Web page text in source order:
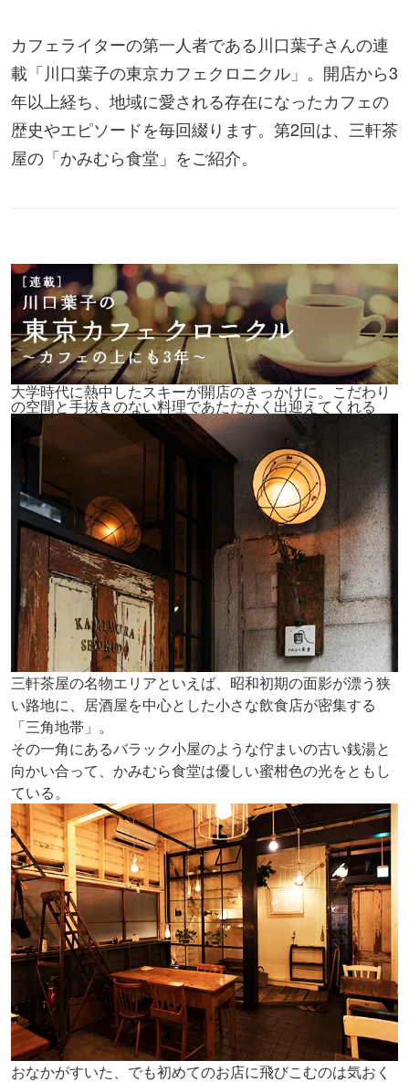
カフェライターの第一人者である川口葉子さんの連
載「川口葉子の東京カフェクロニクル」。開店から3
年以上経ち、地域に愛される存在になったカフェの
歴史やエピソードを毎回綴ります。第2回は、三軒茶
屋の「かみむら食堂」をご紹介。
大学時代に熱中したスキーが開店のきっかけに。こだわり
の空間と手抜きのない料理であたたかく出迎えてくれる
三軒茶屋の名物エリアといえば、昭和初期の面影が漂う狭
い路地に、居酒屋を中心とした小さな飲食店が密集する
「三角地帯」。
その一角にあるバラック小屋のような佇まいの古い銭湯と
向かい合って、かみむら食堂は優しい蜜柑色の光をともし
ている。
おなかがすいた、でも初めてのお店に飛びこむのは気おく